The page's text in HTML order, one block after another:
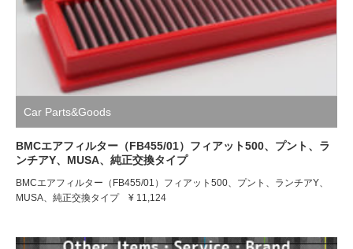
Car Parts&Goods
BMCエアフィルター（FB455/01）フィアット500、プント、ラ
ンチアY、MUSA、純正交換タイプ
BMCエアフィルター（FB455/01）フィアット500、プント、ランチアY、
MUSA、純正交換タイプ ¥ 11,124